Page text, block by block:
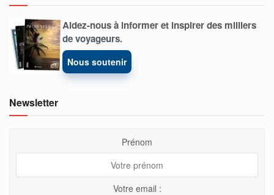
Aidez-nous à informer et inspirer des milliers
de voyageurs.
Nous soutenir
Newsletter
Prénom
Votre email :